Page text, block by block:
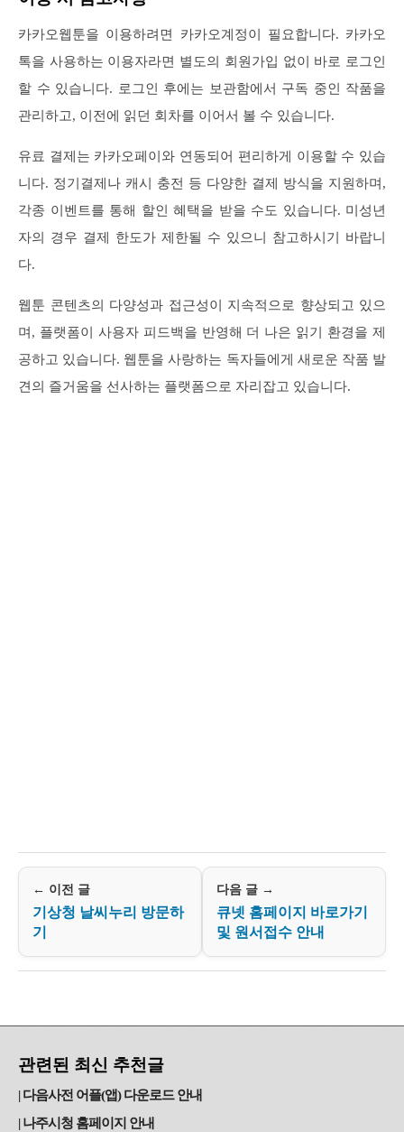
카카오웹툰을 이용하려면 카카오계정이 필요합니다. 카카오
톡을 사용하는 이용자라면 별도의 회원가입 없이 바로 로그인
할 수 있습니다. 로그인 후에는 보관함에서 구독 중인 작품을
관리하고, 이전에 읽던 회차를 이어서 볼 수 있습니다.
유료 결제는 카카오페이와 연동되어 편리하게 이용할 수 있습
니다. 정기결제나 캐시 충전 등 다양한 결제 방식을 지원하며,
각종 이벤트를 통해 할인 혜택을 받을 수도 있습니다. 미성년
자의 경우 결제 한도가 제한될 수 있으니 참고하시기 바랍니
다.
웹툰 콘텐츠의 다양성과 접근성이 지속적으로 향상되고 있으
며, 플랫폼이 사용자 피드백을 반영해 더 나은 읽기 환경을 제
공하고 있습니다. 웹툰을 사랑하는 독자들에게 새로운 작품 발
견의 즐거움을 선사하는 플랫폼으로 자리잡고 있습니다.
← 이전 글
기상청 날씨누리 방문하
기
다음 글 →
큐넷 홈페이지 바로가기
및 원서접수 안내
관련된 최신 추천글
다음사전 어플(앱) 다운로드 안내
나주시청 홈페이지 안내